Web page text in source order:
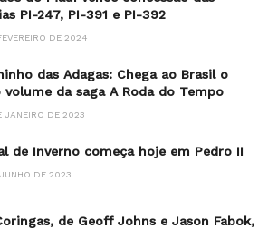
PI-247, PI-391 e PI-392
DE 2024
das Adagas: Chega ao Brasil o
volume da saga A Roda do Tempo
JANEIRO DE 2023
de Inverno começa hoje em Pedro II
DE 2023
de Geoff Johns e Jason Fabok,